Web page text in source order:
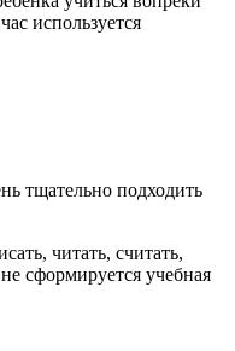
используется
тщательно подходить
читать, считать,
сформируется учебная